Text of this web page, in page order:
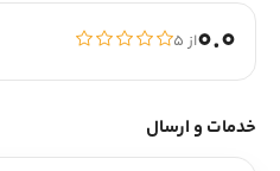
0.0از ۵
خدمات و ارسال